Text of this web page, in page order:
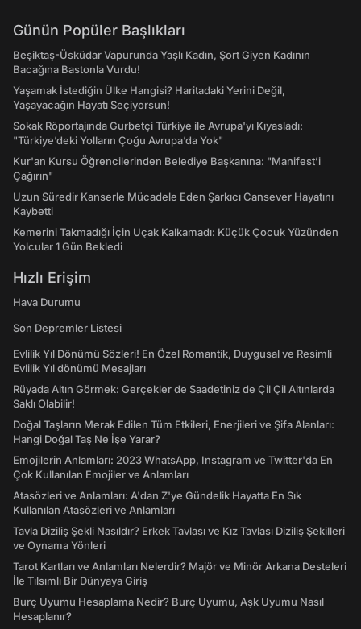
Günün Popüler Başlıkları
Beşiktaş-Üsküdar Vapurunda Yaşlı Kadın, Şort Giyen Kadının
Bacağına Bastonla Vurdu!
Yaşamak İstediğin Ülke Hangisi? Haritadaki Yerini Değil,
Yaşayacağın Hayatı Seçiyorsun!
Sokak Röportajında Gurbetçi Türkiye ile Avrupa'yı Kıyasladı:
"Türkiye’deki Yolların Çoğu Avrupa’da Yok"
Kur'an Kursu Öğrencilerinden Belediye Başkanına: "Manifest’i
Çağırın"
Uzun Süredir Kanserle Mücadele Eden Şarkıcı Cansever Hayatını
Kaybetti
Kemerini Takmadığı İçin Uçak Kalkamadı: Küçük Çocuk Yüzünden
Yolcular 1 Gün Bekledi
Hızlı Erişim
Hava Durumu
Son Depremler Listesi
Evlilik Yıl Dönümü Sözleri! En Özel Romantik, Duygusal ve Resimli
Evlilik Yıl dönümü Mesajları
Rüyada Altın Görmek: Gerçekler de Saadetiniz de Çil Çil Altınlarda
Saklı Olabilir!
Doğal Taşların Merak Edilen Tüm Etkileri, Enerjileri ve Şifa Alanları:
Hangi Doğal Taş Ne İşe Yarar?
Emojilerin Anlamları: 2023 WhatsApp, Instagram ve Twitter'da En
Çok Kullanılan Emojiler ve Anlamları
Atasözleri ve Anlamları: A'dan Z'ye Gündelik Hayatta En Sık
Kullanılan Atasözleri ve Anlamları
Tavla Diziliş Şekli Nasıldır? Erkek Tavlası ve Kız Tavlası Diziliş Şekilleri
ve Oynama Yönleri
Tarot Kartları ve Anlamları Nelerdir? Majör ve Minör Arkana Desteleri
İle Tılsımlı Bir Dünyaya Giriş
Burç Uyumu Hesaplama Nedir? Burç Uyumu, Aşk Uyumu Nasıl
Hesaplanır?